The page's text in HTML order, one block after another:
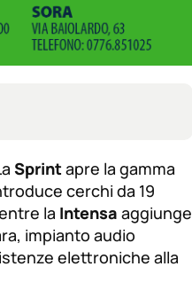
Sprint apre la gamma
cerchi da 19
la Intensa aggiunge
impianto audio
elettroniche alla